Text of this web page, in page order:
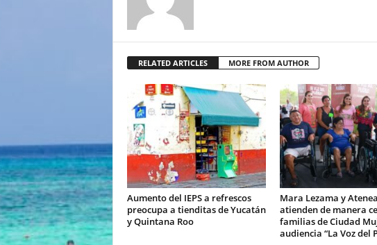
RELATED ARTICLES MORE FROM AUTHOR
Aumento del IEPS a refrescos
preocupa a tienditas de Yucatán
y Quintana Roo
Mara Lezama y
atienden de manera
familias de Ciudad
audiencia “La Voz del